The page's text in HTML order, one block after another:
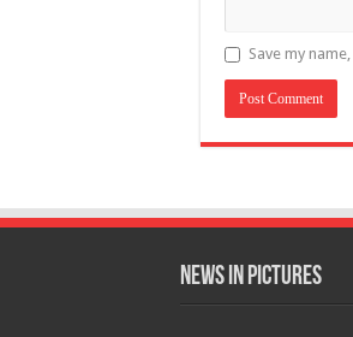
Save my
News in Pictures